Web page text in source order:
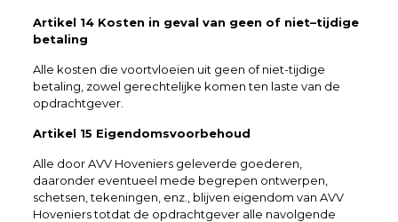
Artikel 14 Kosten in geval van geen of niet–tijdige
betaling
Alle kosten die voortvloeien uit geen of niet-tijdige
betaling, zowel gerechtelijke komen ten laste van de
opdrachtgever.
Artikel 15 Eigendomsvoorbehoud
Alle door AVV Hoveniers geleverde goederen,
daaronder eventueel mede begrepen ontwerpen,
schetsen, tekeningen, enz., blijven eigendom van AVV
Hoveniers totdat de opdrachtgever alle navolgende